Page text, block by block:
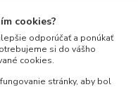
cookies?
odporúčať a ponúkať
si do vášho
cookies.
stránky, aby bol